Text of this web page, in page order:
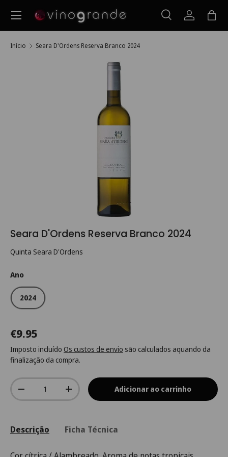
Ir para o conteúdo
Pesquisar
PesquisarIniciarSaco
Menu
Início Seara D'Ordens Reserva Branco 2024
Seara D'Ordens Reserva Branco 2024
Quinta Seara D'Ordens
Ano
2024
€9.95
Imposto incluído Os custos de envio são calculados aquando da
finalização da compra.
Qtd.
-
+ Adicionar ao carrinho
Descrição Ficha Técnica